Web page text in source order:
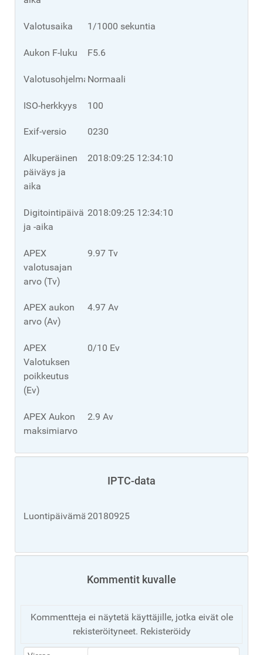
Valotusaika 1/1000 sekuntia
Aukon F-luku F5.6
ValotusohjelmaNormaali
ISO-herkkyys 100
Exif-versio 0230
Alkuperäinen
päiväys ja
aika
2018:09:25 12:34:10
Digitointipäivä
ja -aika
2018:09:25 12:34:10
APEX
valotusajan
arvo (Tv)
9.97 Tv
APEX aukon
arvo (Av)
4.97 Av
APEX
Valotuksen
poikkeutus
(Ev)
0/10 Ev
APEX Aukon
maksimiarvo
2.9 Av
IPTC-data
Luontipäivämäärä20180925
Kommentit kuvalle
Kommentteja ei näytetä käyttäjille, jotka eivät ole
rekisteröityneet. Rekisteröidy